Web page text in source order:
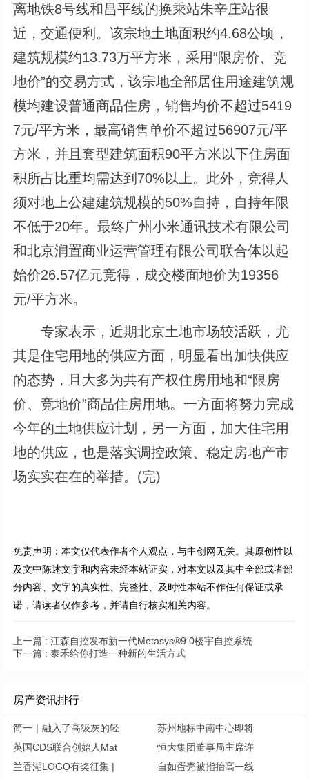
离地铁8号线和昌平线的换乘站朱辛庄站很
近，交通便利。该宗地土地面积约4.68公顷，
建筑规模约13.73万平方米，采用“限房价、竞
地价”的交易方式，该宗地全部居住用途建筑规
模均建设普通商品住房，销售均价不超过5419
7元/平方米，最高销售单价不超过56907元/平
方米，并且套型建筑面积90平方米以下住房面
积所占比重均需达到70%以上。此外，竞得人
须对地上公建建筑规模的50%自持，自持年限
不低于20年。最终广州小米通讯技术有限公司
和北京润置商业运营管理有限公司联合体以起
始价26.57亿元竞得，成交楼面地价为19356
元/平方米。
专家表示，近期北京土地市场较活跃，尤
其是住宅用地的供应方面，明显看出加快供应
的态势，且大多为共有产权住房用地和“限房
价、竞地价”商品住房用地。一方面将努力完成
今年的土地供应计划，另一方面，加大住宅用
地的供应，也是落实调控政策、稳定房地产市
场实实在在的举措。(完)
免责声明：本文仅代表作者个人观点，与中创网无关。其原创性以
及文中陈述文字和内容未经本站证实，对本文以及其中全部或者部
分内容、文字的真实性、完整性、及时性本站不作任何保证或承
诺，请读者仅作参考，并请自行核实相关内容。
上一篇 : 江森自控发布新一代Metasys®9.0楼宇自控系统
下一篇 : 泰禾给你打造一种新的生活方式
房产资讯排行
简一｜融入了高级灰的轻
苏州地标中南中心即将
英国CDS联合创始人Mat
恒大集团董事局主席许
兰香湖LOGO有奖征集 |
自如蛋壳被指抬高一线